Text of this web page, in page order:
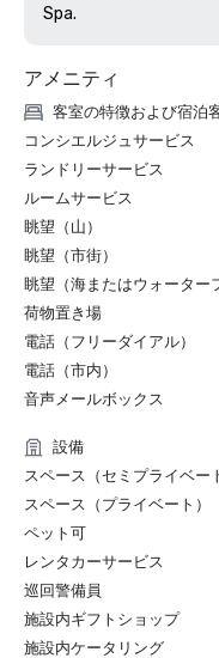
アメニティ
客室の特徴および宿泊
コンシエルジュサービス
ランドリーサービス
ルームサービス
眺望（山）
眺望（市街）
眺望（海またはウォーター
荷物置き場
電話（フリーダイアル）
電話（市内）
音声メールボックス
設備
スペース（セミプライベー
スペース（プライベート）
ペット可
レンタカーサービス
巡回警備員
施設内ギフトショップ
施設内ケータリング